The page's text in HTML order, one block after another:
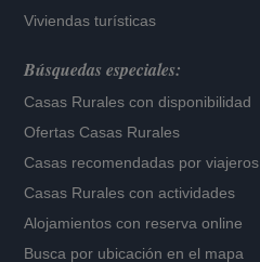
Viviendas turísticas
Búsquedas especiales:
Casas Rurales con disponibilidad
Ofertas Casas Rurales
Casas recomendadas por viajeros
Casas Rurales con actividades
Alojamientos con reserva online
Busca por ubicación en el mapa